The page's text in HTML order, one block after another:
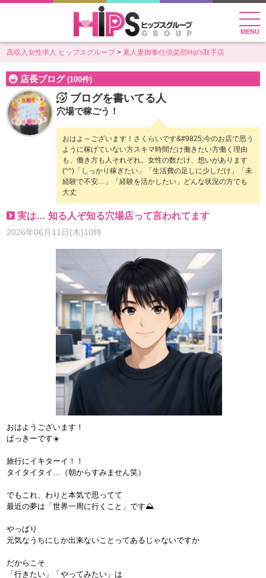
MENU
高収入女性求人 ヒップスグループ 素人妻御奉仕倶楽部Hip's取手店
店長ブログ (100件)
ブログを書いてる人
穴場で稼ごう！
おはよ～ございます！さくらいです&#9825;今のお店で思う
ように稼げていない方スキマ時間だけ働きたい方働く理由
も、働き方も人それぞれ。女性の数だけ、想いがあります
(^^)「しっかり稼ぎたい」「生活費の足しに少しだけ」「未
経験で不安…」「経験を活かしたい」どんな状況の方でも
大丈
実は… 知る人ぞ知る穴場店って言われてます
2026年06月11日(木)10時
おはようございます！
ぱっきーです☀️
旅行にイキターイ！！
タイタイタイ…（朝からすみません笑）
でもこれ、わりと本気で思ってて
最近の夢は「世界一周に行くこと」です⛰️
やっぱり
元気なうちにしか出来ないことってあるじゃないですか
だからこそ
「行きたい」「やってみたい」は